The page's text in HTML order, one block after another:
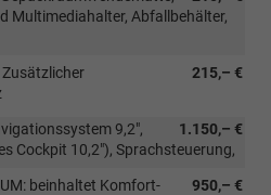
Multimediahalter, Abfallbehälter,
215,– €
Zusätzlicher
1.150,– €
9,2",
Cockpit 10,2"), Sprachsteuerung,
950,– €
beinhaltet Komfort-